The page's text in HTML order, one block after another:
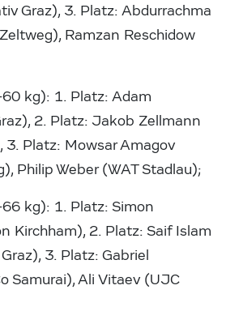
Graz), 3. Platz: Abdurrachma
Ramzan Reschidow
kg): 1. Platz: Adam
2. Platz: Jakob Zellmann
3. Platz: Mowsar Amagov
Philip Weber (WAT Stadlau);
kg): 1. Platz: Simon
Kirchham), 2. Platz: Saif Islam
3. Platz: Gabriel
Samurai), Ali Vitaev (UJC